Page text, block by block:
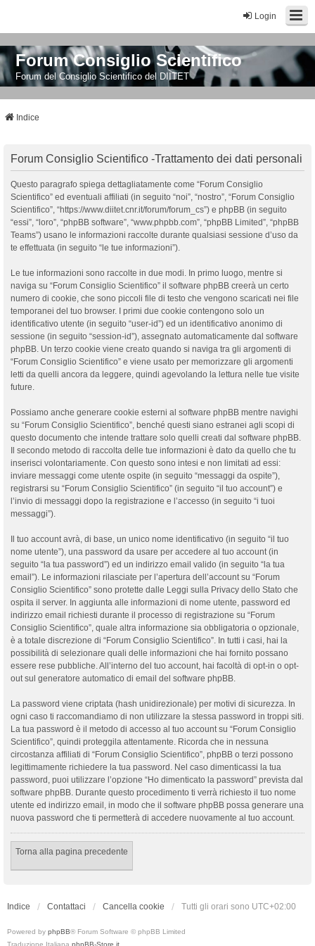
Login
Forum Consiglio Scientifico
Forum del Consiglio Scientifico del DIITET
Indice
Forum Consiglio Scientifico -Trattamento dei dati personali
Questo paragrafo spiega dettagliatamente come “Forum Consiglio
Scientifico” ed eventuali affiliati (in seguito “noi”, “nostro”, “Forum Consiglio
Scientifico”, “https://www.diitet.cnr.it/forum/forum_cs”) e phpBB (in seguito
“essi”, “loro”, “phpBB software”, “www.phpbb.com”, “phpBB Limited”, “phpBB
Teams”) usano le informazioni raccolte durante qualsiasi sessione d’uso da
te effettuata (in seguito “le tue informazioni”).
Le tue informazioni sono raccolte in due modi. In primo luogo, mentre si
naviga su “Forum Consiglio Scientifico” il software phpBB creerà un certo
numero di cookie, che sono piccoli file di testo che vengono scaricati nei file
temporanei del tuo browser. I primi due cookie contengono solo un
identificativo utente (in seguito “user-id”) ed un identificativo anonimo di
sessione (in seguito “session-id”), assegnato automaticamente dal software
phpBB. Un terzo cookie viene creato quando si naviga tra gli argomenti di
“Forum Consiglio Scientifico” e viene usato per memorizzare gli argomenti
letti da quelli ancora da leggere, quindi agevolando la lettura nelle tue visite
future.
Possiamo anche generare cookie esterni al software phpBB mentre navighi
su “Forum Consiglio Scientifico”, benché questi siano estranei agli scopi di
questo documento che intende trattare solo quelli creati dal software phpBB.
Il secondo metodo di raccolta delle tue informazioni è dato da quello che tu
inserisci volontariamente. Con questo sono intesi e non limitati ad essi:
inviare messaggi come utente ospite (in seguito “messaggi da ospite”),
registrarsi su “Forum Consiglio Scientifico” (in seguito “il tuo account”) e
l’invio di messaggi dopo la registrazione e l’accesso (in seguito “i tuoi
messaggi”).
Il tuo account avrà, di base, un unico nome identificativo (in seguito “il tuo
nome utente”), una password da usare per accedere al tuo account (in
seguito “la tua password”) ed un indirizzo email valido (in seguito “la tua
email”). Le informazioni rilasciate per l’apertura dell’account su “Forum
Consiglio Scientifico” sono protette dalle Leggi sulla Privacy dello Stato che
ospita il server. In aggiunta alle informazioni di nome utente, password ed
indirizzo email richiesti durante il processo di registrazione su “Forum
Consiglio Scientifico”, quale altra informazione sia obbligatoria o opzionale,
è a totale discrezione di “Forum Consiglio Scientifico”. In tutti i casi, hai la
possibilità di selezionare quali delle informazioni che hai fornito possano
essere rese pubbliche. All’interno del tuo account, hai facoltà di opt-in o opt-
out sul generatore automatico di email del software phpBB.
La password viene criptata (hash unidirezionale) per motivi di sicurezza. In
ogni caso ti raccomandiamo di non utilizzare la stessa password in troppi siti.
La tua password è il metodo di accesso al tuo account su “Forum Consiglio
Scientifico”, quindi proteggila attentamente. Ricorda che in nessuna
circostanza affiliati di “Forum Consiglio Scientifico”, phpBB o terzi possono
legittimamente richiedere la tua password. Nel caso dimenticassi la tua
password, puoi utilizzare l’opzione “Ho dimenticato la password” prevista dal
software phpBB. Durante questo procedimento ti verrà richiesto il tuo nome
utente ed indirizzo email, in modo che il software phpBB possa generare una
nuova password che ti permetterà di accedere nuovamente al tuo account.
Torna alla pagina precedente
Indice Contattaci Cancella cookie Tutti gli orari sono UTC+02:00
Powered by phpBB® Forum Software © phpBB Limited
Traduzione Italiana phpBB-Store.it